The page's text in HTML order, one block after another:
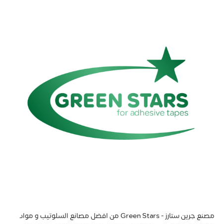
مصنع جرين ستارز - Green Stars من افضل مصانع السلوتيب و مواد